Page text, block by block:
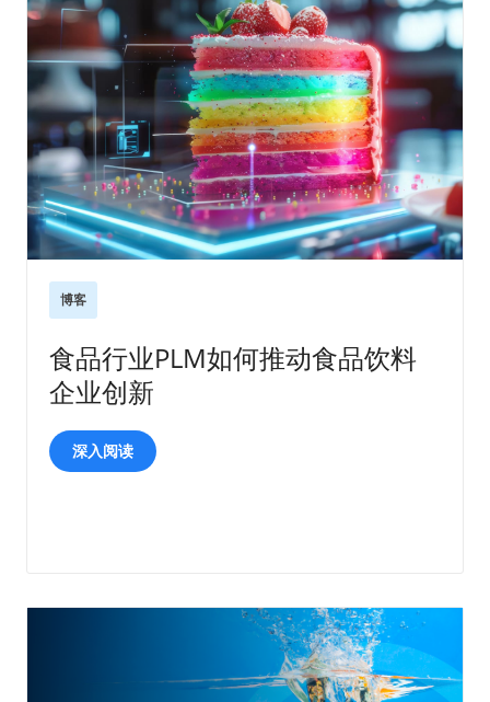
博客
食品行业PLM如何推动食品饮料
企业创新
深入阅读